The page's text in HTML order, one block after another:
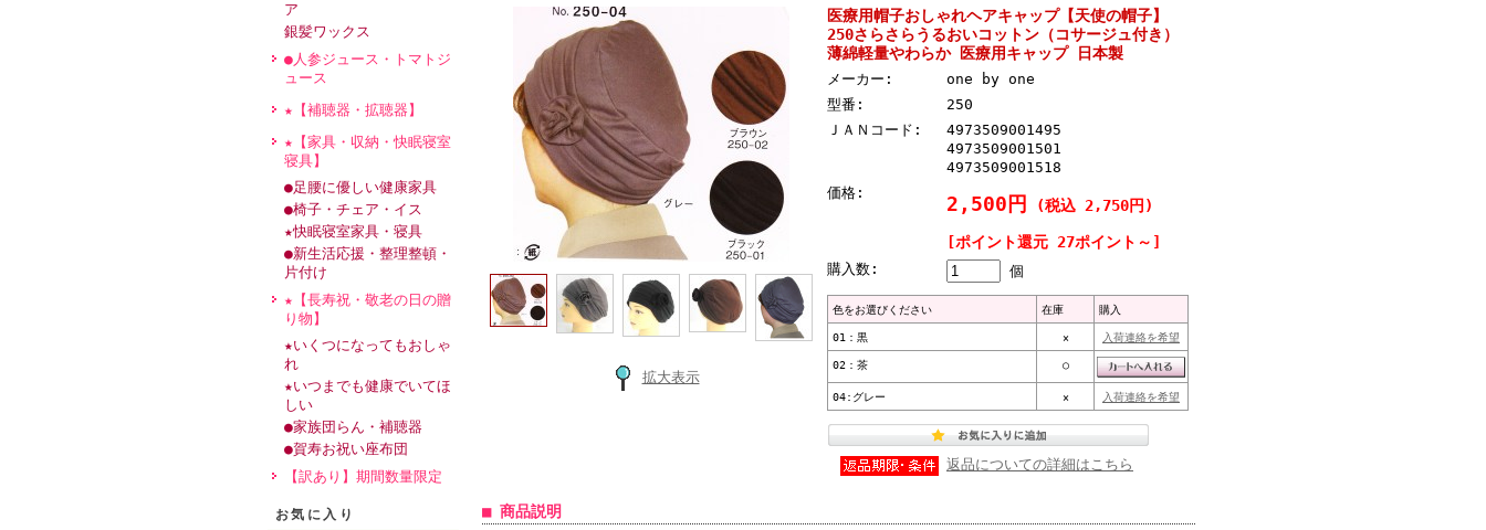
ア
銀髪ワックス
●人参ジュース・トマトジ
ュース
★【補聴器・拡聴器】
★【家具・収納・快眠寝室
寝具】
●足腰に優しい健康家具
●椅子・チェア・イス
★快眠寝室家具・寝具
●新生活応援・整理整頓・
片付け
★【長寿祝・敬老の日の贈
り物】
★いくつになってもおしゃ
れ
★いつまでも健康でいてほ
しい
●家族団らん・補聴器
●賀寿お祝い座布団
【訳あり】期間数量限定
お気に入り
た見てみます。 (208茶・207グレー・131黒を同時ご注文)
• 2011/07/02 投稿者：さいたま市在住T・Mさん おすすめレベル：★★★★★
14歳の娘が頭の大手術
順天堂大病院の先生より、温洗通販を紹介してもらいました。14歳の娘が頭の大手術をし、医療用帽子を先
生より薦められました。病院のインターネットで、温洗通販のページを印刷してきましたが、結局携帯でホー
ムページを見直して注文させてもらいました。柄も豊富で、花柄で女の子にも嬉しいのが見つかってよかった
です。 早朝にも関わらず、注文の対応をしていただき、助かりました。 入院前、到着希望をしたら、即日
に出していただき、翌日の午前中に届きました。本当に有難うございました (196ピンク×2枚・196イエロ
ー×1・花柄レース黒×1・花柄レース白×1)
• 2011/05/02 投稿者：大分県宇佐市 E・Sさん 男性 おすすめレベル：★★★★★
今回、商品を購入するにあたり(ご家族からの依頼)、数社を比べてみましたが、弊社の対応の良さに大変喜
んでいます。 大企業になりますと、商品力はあるものの、ちょっとした対応に対して反応が悪いように感じ
ていました。 また、商品と同封に入っていました「感謝」カードには、大変感激しています。これからも、
すばらしい会社でいてください。ありがとうございました。
• 2011/02/02 投稿者：宮城県J・K おすすめレベル：★★★★★
何回もお世話になっています。母ですがほぼ毎日色々キャップを替えて、おしゃれして楽しんでいるようで
す。今回の入院が長いこともあり、同室の患者さんたちはどんどん退院して入れ替わっています。新しい患者
さんが入ると、またこのキャップの話なるらしく、何回も注文が入ります。仲良くなるきっかけになっていて
拡大表示
医療用帽子おしゃれヘアキャップ【天使の帽子】
250さらさらうるおいコットン（コサージュ付き）
薄綿軽量やわらか 医療用キャップ 日本製
メーカー:
one by one
型番:
250
ＪＡＮコード:
4973509001495
4973509001501
4973509001518
価格:
2,500円 (税込 2,750円)
[ポイント還元 27ポイント～]
購入数: 個
色をお選びください 在庫 購入
01：黒 × 入荷連絡を希望
02：茶 ○
04:グレー × 入荷連絡を希望
返品についての詳細はこちら
■ 商品説明